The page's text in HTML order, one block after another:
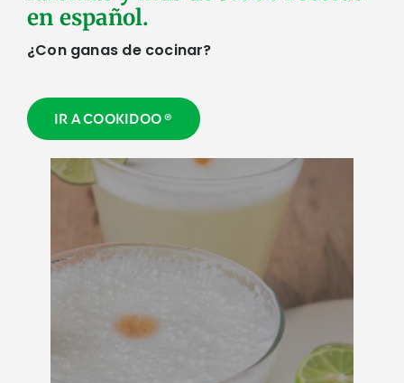
en español.
¿Con ganas de cocinar?
IR A COOKIDOO ®